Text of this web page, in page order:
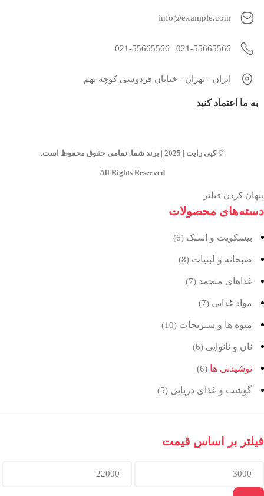
info@example.com
021-55665566 | 021-55665566
ایران - تهران - خیابان فردوسی کوچه نهم
به ما اعتماد کنید
© کپی رایت | 2025 | برند شما. تمامی حقوق محفوظ است.
All Rights Reserved
پنهان کردن فیلتر
دسته‌های محصولات
بیسکویت و اسنک (6)
صبحانه و لبنیات (8)
غذاهای منجمد (7)
مواد غذایی (7)
میوه ها و سبزیجات (10)
نان و نانوایی (6)
نوشیدنی ها (6)
گوشت و غذای دریایی (5)
فیلتر بر اساس قیمت